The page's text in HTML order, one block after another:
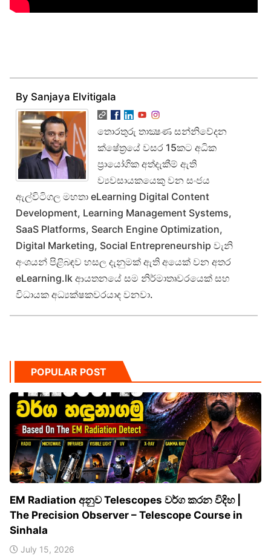
By Sanjaya Elvitigala
තොරතුරු තාක්‍ෂණ සන්නිවේදන
ක්ෂේත්‍රයේ වසර 15කට අධික
ප්‍රායෝගික අත්දැකීම් ඇති
ව්‍යවසායකයෙකු වන සංජය
ඇල්විටිගල මහතා eLearning Digital Content
Development, Learning Management Systems,
SaaS Platforms, Search Engine Optimization,
Digital Marketing, Social Entrepreneurship වැනි
අංශයන් පිළිබඳව හසල දැනුමක් ඇති අයෙක් වන අතර
eLearning.lk ආයතනයේ සම නිර්මාතෘවරයෙක් සහ
විධායක අධ්‍යක්ෂකවරයාද වනවා.
POPULAR POST
EM Radiation අනුව Telescopes වර්ග කරන විදිහ |
The Precision Observer – Telescope Course in
Sinhala
July 15, 2026